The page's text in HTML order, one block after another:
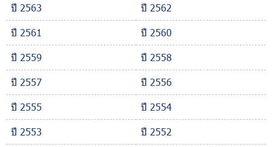
ปี 2563
ปี 2562
ปี 2561
ปี 2560
ปี 2559
ปี 2558
ปี 2557
ปี 2556
ปี 2555
ปี 2554
ปี 2553
ปี 2552